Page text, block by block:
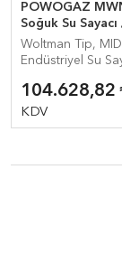
POWOGAZ
Soğuk Su
Woltman Tip, MID
Endüstriyel Su
104.628,82
KDV